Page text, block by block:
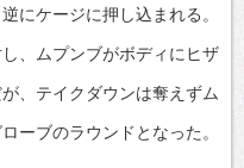
にケージに押し込まれる。
、ムプンブがボディにヒザ
、テイクダウンは奪えずム
ーブのラウンドとなった。